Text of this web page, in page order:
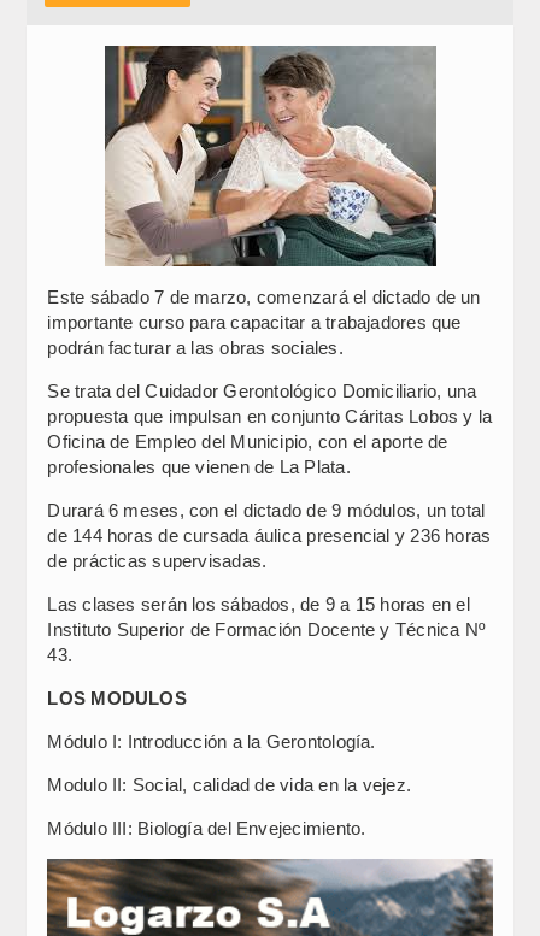
Este sábado 7 de marzo, comenzará el dictado de un
importante curso para capacitar a trabajadores que
podrán facturar a las obras sociales.
Se trata del Cuidador Gerontológico Domiciliario, una
propuesta que impulsan en conjunto Cáritas Lobos y la
Oficina de Empleo del Municipio, con el aporte de
profesionales que vienen de La Plata.
Durará 6 meses, con el dictado de 9 módulos, un total
de 144 horas de cursada áulica presencial y 236 horas
de prácticas supervisadas.
Las clases serán los sábados, de 9 a 15 horas en el
Instituto Superior de Formación Docente y Técnica Nº
43.
LOS MODULOS
Módulo I: Introducción a la Gerontología.
Modulo II: Social, calidad de vida en la vejez.
Módulo III: Biología del Envejecimiento.